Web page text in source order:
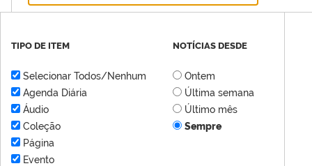
TIPO DE ITEM
Selecionar Todos/Nenhum
Agenda Diária
Áudio
Coleção
Página
Evento
NOTÍCIAS DESDE
Ontem
Última semana
Último mês
Sempre